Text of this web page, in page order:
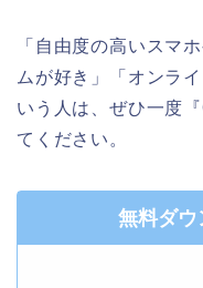
「自由度の高いスマ
ムが好き」「オンラ
いう人は、ぜひ一度
てください。
無料ダウ